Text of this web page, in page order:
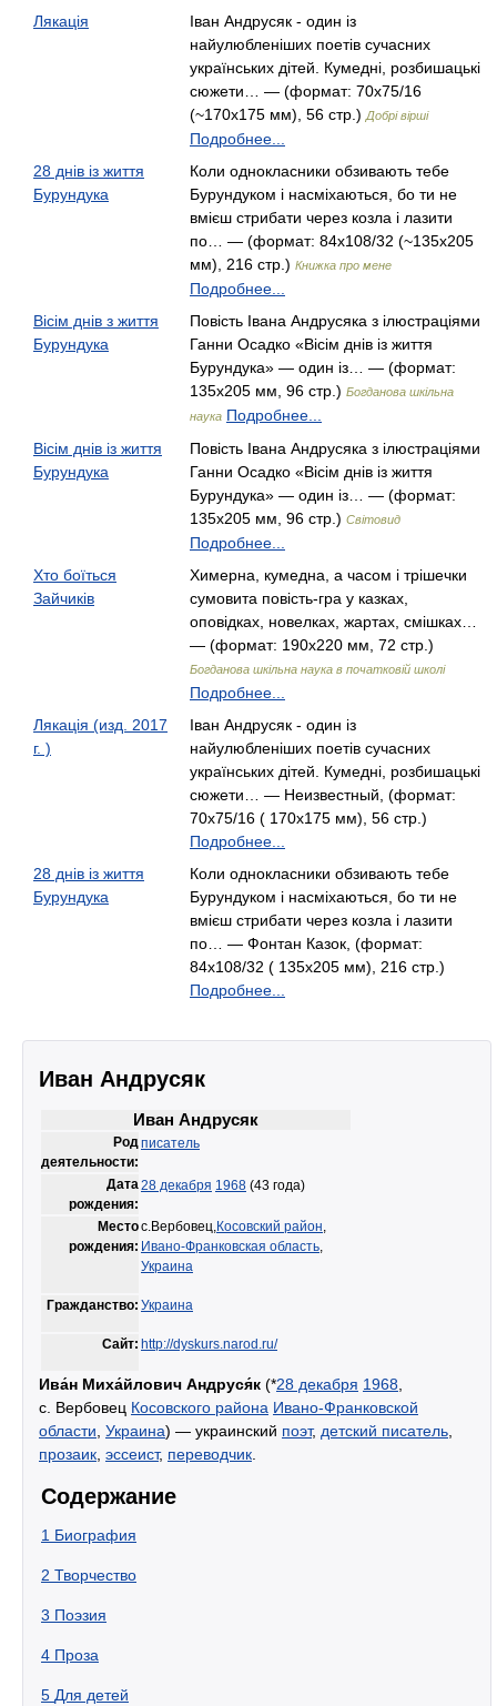
Лякація
Іван Андрусяк - один із
найулюбленіших поетів сучасних
українських дітей. Кумедні, розбишацькі
сюжети… — (формат: 70х75/16
(~170х175 мм), 56 стр.) Добрі вірші
Подробнее...
28 днів із життя
Бурундука
Коли однокласники обзивають тебе
Бурундуком і насміхаються, бо ти не
вмієш стрибати через козла і лазити
по… — (формат: 84х108/32 (~135х205
мм), 216 стр.) Книжка про мене
Подробнее...
Вісім днів з життя
Бурундука
Повість Івана Андрусяка з ілюстраціями
Ганни Осадко «Вісім днів із життя
Бурундука» — один із… — (формат:
135х205 мм, 96 стр.) Богданова шкільна
наука Подробнее...
Вісім днів із життя
Бурундука
Повість Івана Андрусяка з ілюстраціями
Ганни Осадко «Вісім днів із життя
Бурундука» — один із… — (формат:
135х205 мм, 96 стр.) Світовид
Подробнее...
Хто боїться
Зайчиків
Химерна, кумедна, а часом і трішечки
сумовита повість-гра у казках,
оповідках, новелках, жартах, смішках…
— (формат: 190х220 мм, 72 стр.)
Богданова шкільна наука в початковій школі
Подробнее...
Лякація (изд. 2017
г. )
Іван Андрусяк - один із
найулюбленіших поетів сучасних
українських дітей. Кумедні, розбишацькі
сюжети… — Неизвестный, (формат:
70х75/16 ( 170х175 мм), 56 стр.)
Подробнее...
28 днів із життя
Бурундука
Коли однокласники обзивають тебе
Бурундуком і насміхаються, бо ти не
вмієш стрибати через козла і лазити
по… — Фонтан Казок, (формат:
84х108/32 ( 135х205 мм), 216 стр.)
Подробнее...
Иван Андрусяк
Иван Андрусяк
Род
деятельности:
писатель
Дата
рождения:
28 декабря 1968 (43 года)
Место
рождения:
с.Вербовец,Косовский район,
Ивано-Франковская область,
Украина
Гражданство: Украина
Сайт: http://dyskurs.narod.ru/
Ива́н Миха́йлович Андруся́к (*28 декабря 1968
с. Вербовец Косовского района Ивано-Франковской
области Украина) — украинский поэт, детский писатель
прозаик эссеист, переводчик
Содержание
1 Биография
2 Творчество
3 Поэзия
4 Проза
5 Для детей